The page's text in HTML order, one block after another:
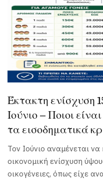
Έκτακτη ενίσχυση
Ιούνιο – Ποιοι
τα εισοδηματικά
Τον Ιούνιο αναμένεται
οικονομική ενίσχυση
οικογένειες, όπως είχε